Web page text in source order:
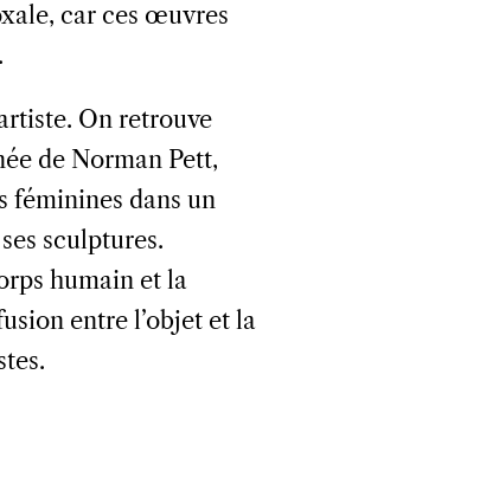
car ces œuvres
On retrouve
de Norman Pett,
féminines dans un
sculptures.
humain et la
entre l’objet et la